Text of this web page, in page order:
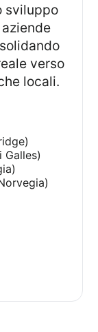
sviluppo
verso
locali.
Galles)